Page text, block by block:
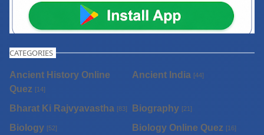
CATEGORIES
Ancient History Online
Quez [14]
Ancient India [44]
Bharat Ki Rajvyavastha [83] Biography [21]
Biology [52] Biology Online Quez [16]